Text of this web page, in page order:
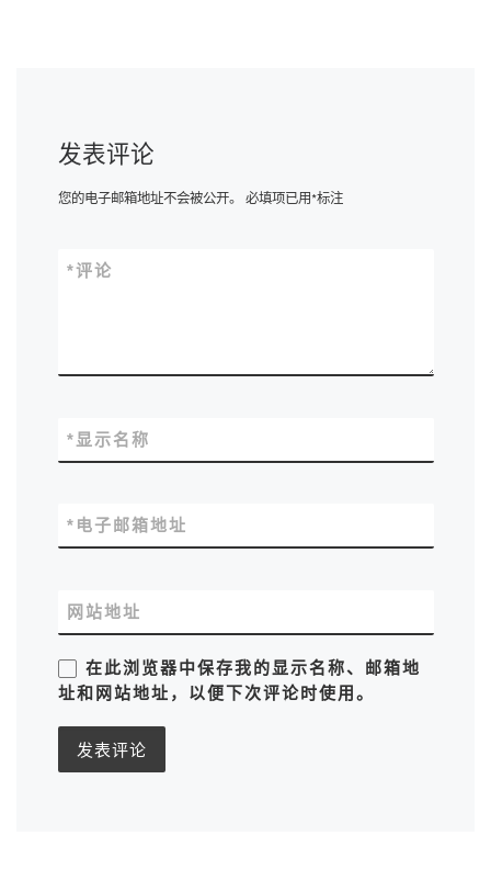
发表评论
您的电子邮箱地址不会被公开。 必填项已用*标注
评论
*
显示名称
*
电子邮箱地址
*
网站地址
在此浏览器中保存我的显示名称、邮箱地
址和网站地址，以便下次评论时使用。